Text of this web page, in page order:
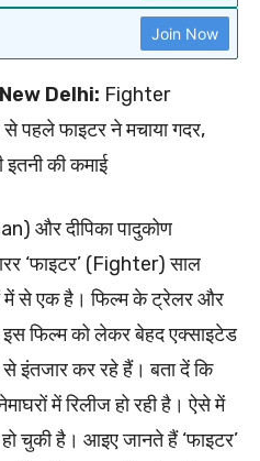
Join Now
Delhi: Fighter
फाइटर ने मचाया गदर,
की कमाई
और दीपिका पादुकोण
‘फाइटर’ (Fighter) साल
में से एक है। फिल्म के ट्रेलर और
फिल्म को लेकर बेहद एक्साइटेड
इंतजार कर रहे हैं। बता दें कि
में रिलीज हो रही है। ऐसे में
चुकी है। आइए जानते हैं ‘फाइटर’